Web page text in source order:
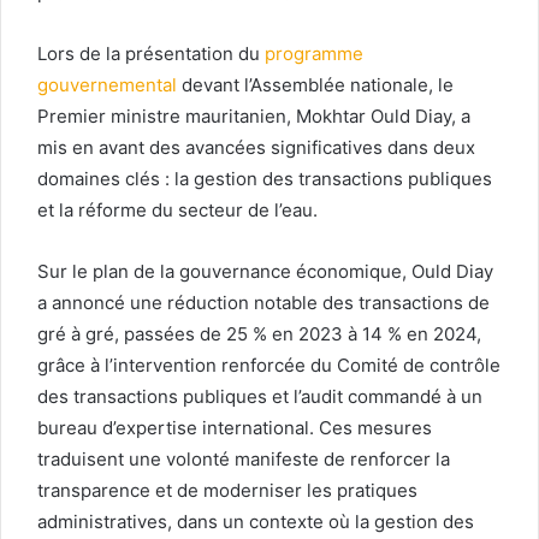
Lors de la présentation du programme
gouvernemental devant l’Assemblée nationale, le
Premier ministre mauritanien, Mokhtar Ould Diay, a
mis en avant des avancées significatives dans deux
domaines clés : la gestion des transactions publiques
et la réforme du secteur de l’eau.
Sur le plan de la gouvernance économique, Ould Diay
a annoncé une réduction notable des transactions de
gré à gré, passées de 25 % en 2023 à 14 % en 2024,
grâce à l’intervention renforcée du Comité de contrôle
des transactions publiques et l’audit commandé à un
bureau d’expertise international. Ces mesures
traduisent une volonté manifeste de renforcer la
transparence et de moderniser les pratiques
administratives, dans un contexte où la gestion des